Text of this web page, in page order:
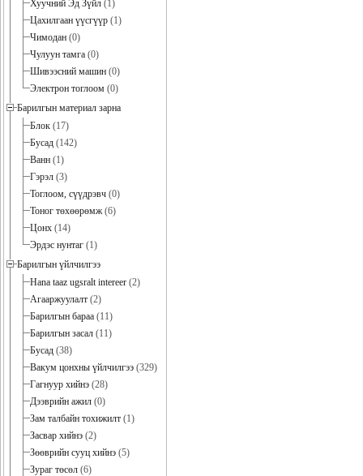
Хуучний Эд Зүйл (1)
Цахилгаан үүсгүүр (1)
Чимодан (0)
Чулуун тамга (0)
Шивээсний машин (0)
Электрон тоглоом (0)
Барилгын материал зарна
Блок (17)
Бусад (142)
Ванн (1)
Гэрэл (3)
Тоглоом, сүүдрэвч (0)
Тоног төхөөрөмж(6)
Цонх (14)
Эрдэс нунтаг (1)
Барилгын үйлчилгээ
Hana taaz ugsralt intereer (2)
Агааржуулалт (2)
Барилгын бараа (11)
Барилгын засал (11)
Бусад (38)
Вакум цонхны үйлчилгээ (329)
Гагнуур хийнэ (28)
Дээврийн ажил (0)
Зам талбайн тохижилт (1)
Засвар хийнэ (2)
Зөөврийн сууц хийнэ (5)
Зураг төсөл (6)